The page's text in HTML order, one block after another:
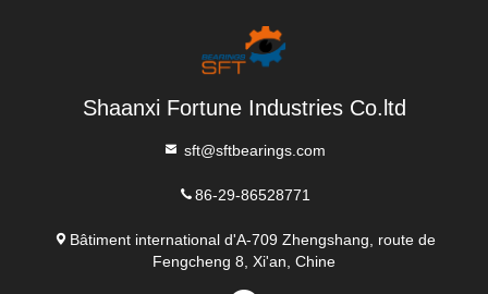
Shaanxi Fortune Industries Co.ltd
sft@sftbearings.com
86-29-86528771
Bâtiment international d'A-709 Zhengshang, route de
Fengcheng 8, Xi'an, Chine